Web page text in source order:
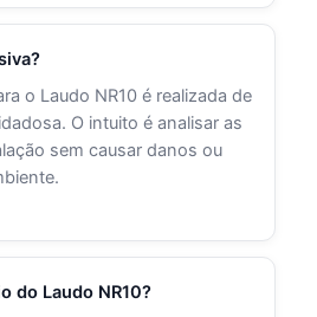
o Laudo NR10 é realizada de
O intuito é analisar as
sem causar danos ou
do Laudo NR10?